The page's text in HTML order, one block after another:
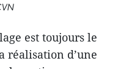
est toujours le
réalisation d’une